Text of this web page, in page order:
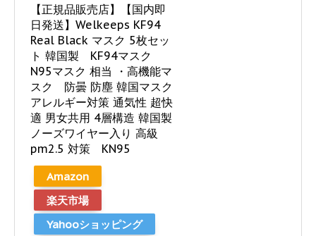
【正規品販売店】【国内即
日発送】Welkeeps KF94
Real Black マスク 5枚セッ
ト 韓国製 KF94マスク
N95マスク 相当 ・高機能マ
スク 防曇 防塵 韓国マスク
アレルギー対策 通気性 超快
適 男女共用 4層構造 韓国製
ノーズワイヤー入り 高級
pm2.5 対策 KN95
Amazon
楽天市場
Yahooショッピング